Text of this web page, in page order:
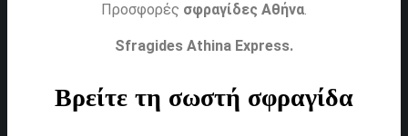
Προσφορές σφραγίδες Αθήνα.
Sfragides Athina Express.
Βρείτε τη σωστή σφραγίδα